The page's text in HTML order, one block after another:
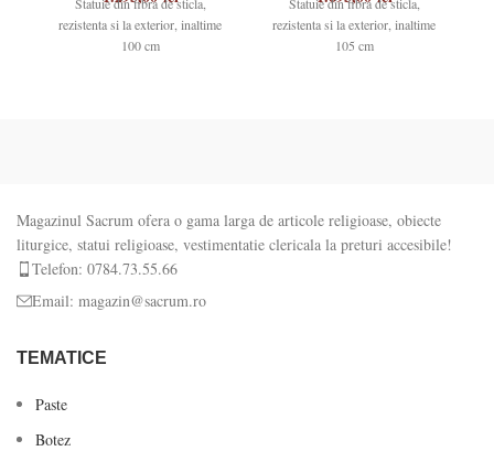
Statuie din fibra de sticla,
rezistenta si la exterior, inaltime
100 cm
Statuie din fibra de sticla,
rezistenta si la exterior, inaltime
105 cm
Magazinul Sacrum ofera o gama larga de articole religioase, obiecte
liturgice, statui religioase, vestimentatie clericala la preturi accesibile!
Telefon: 0784.73.55.66
Email: magazin@sacrum.ro
TEMATICE
Paste
Botez